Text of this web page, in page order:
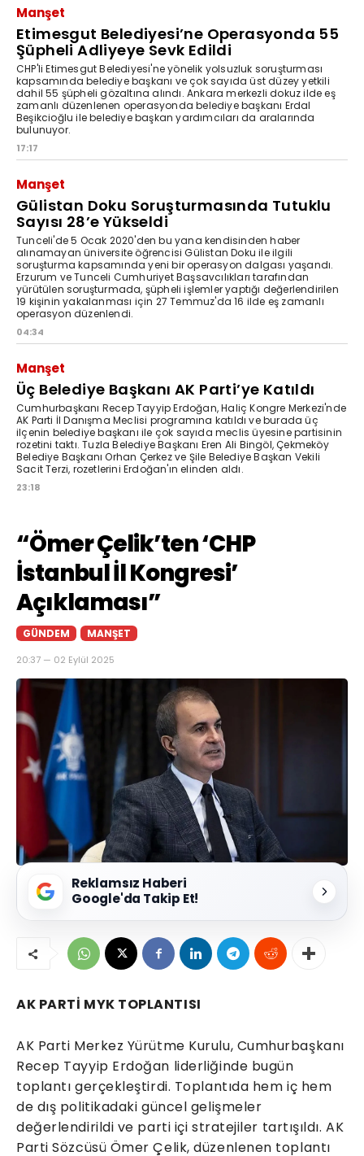
Manşet
Etimesgut Belediyesi’ne Operasyonda 55
Şüpheli Adliyeye Sevk Edildi
CHP'li Etimesgut Belediyesi'ne yönelik yolsuzluk soruşturması
kapsamında belediye başkanı ve çok sayıda üst düzey yetkili
dahil 55 şüpheli gözaltına alındı. Ankara merkezli dokuz ilde eş
zamanlı düzenlenen operasyonda belediye başkanı Erdal
Beşikcioğlu ile belediye başkan yardımcıları da aralarında
bulunuyor.
17:17
Manşet
Gülistan Doku Soruşturmasında Tutuklu
Sayısı 28’e Yükseldi
Tunceli'de 5 Ocak 2020'den bu yana kendisinden haber
alınamayan üniversite öğrencisi Gülistan Doku ile ilgili
soruşturma kapsamında yeni bir operasyon dalgası yaşandı.
Erzurum ve Tunceli Cumhuriyet Başsavcılıkları tarafından
yürütülen soruşturmada, şüpheli işlemler yaptığı değerlendirilen
19 kişinin yakalanması için 27 Temmuz'da 16 ilde eş zamanlı
operasyon düzenlendi.
04:34
Manşet
Üç Belediye Başkanı AK Parti’ye Katıldı
Cumhurbaşkanı Recep Tayyip Erdoğan, Haliç Kongre Merkezi'nde
AK Parti İl Danışma Meclisi programına katıldı ve burada üç
ilçenin belediye başkanı ile çok sayıda meclis üyesine partisinin
rozetini taktı. Tuzla Belediye Başkanı Eren Ali Bingöl, Çekmeköy
Belediye Başkanı Orhan Çerkez ve Şile Belediye Başkan Vekili
Sacit Terzi, rozetlerini Erdoğan'ın elinden aldı.
23:18